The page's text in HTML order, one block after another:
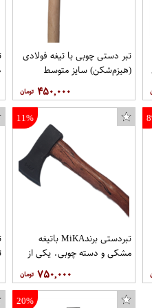
تبر دستی چوبی با تیغه فولادی
(هیزم‌شکن) سایز متوسط
۴۵۰,۰۰۰
11%
تبردستی برندMiKA باتیغه
مشکی و دسته چوبی. یکی از
ویژگی‌های منحصربه‌فرد این تبر،
دسته چوبی رنگ‌شده با تکنیک
خاصی است که بافت‌ها و خطوط
۷۵۰,۰۰۰
20%